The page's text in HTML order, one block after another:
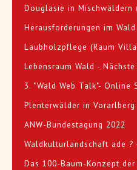
Douglasie in Mischwäldern
Herausforderungen im
Laubholzpflege (Raum
Lebensraum Wald -
3. "Wald Web Talk"- Online
Plenterwälder in Vorarlberg
ANW-Bundestagung 2022
Waldkulturlandschaft ade ?
Das 100-Baum-Konzept der